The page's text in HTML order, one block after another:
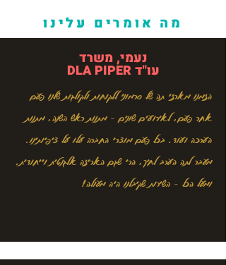
מה אומרים עלינו
נעמי, משרד
עו"ד DLA PIPER
הזמנו מארזי תה של סרמוני ללקוחות ולקולגות שלנו פעם
אחר פעם, לאירועים שונים - מתנות ראש השנה, מתנות
הערכה ועוד. בכל פעם מוצרי החברה עלו על ציפיותינו.
מעבר לתה הערב לחיך, הרי שגם האריזה אלגנטית וייחודית.
ומעל הכל - השירות שקיבלנו היה מעולה!